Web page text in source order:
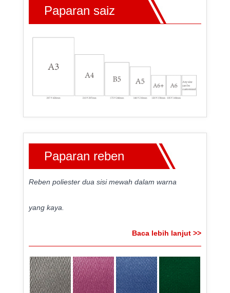
Paparan saiz
Paparan reben
Reben poliester dua sisi mewah dalam warna
yang kaya.
Baca lebih lanjut >>